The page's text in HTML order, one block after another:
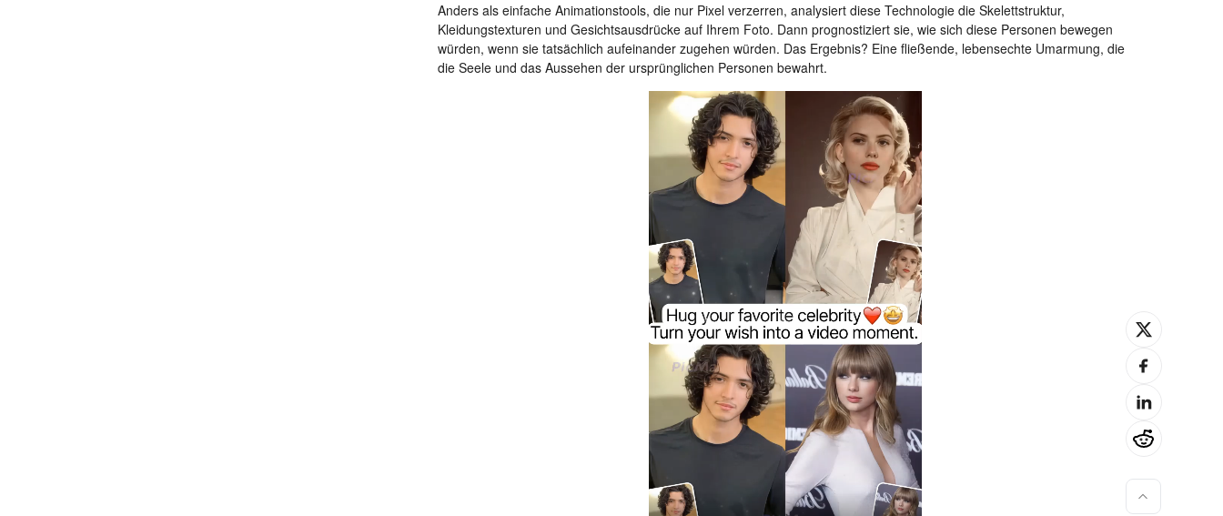
Anders als einfache Animationstools, die nur Pixel verzerren, analysiert diese Technologie die Skelettstruktur,
Kleidungstexturen und Gesichtsausdrücke auf Ihrem Foto. Dann prognostiziert sie, wie sich diese Personen bewegen
würden, wenn sie tatsächlich aufeinander zugehen würden. Das Ergebnis? Eine fließende, lebensechte Umarmung, die
die Seele und das Aussehen der ursprünglichen Personen bewahrt.